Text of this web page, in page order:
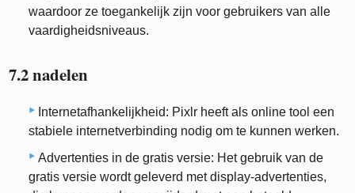
waardoor ze toegankelijk zijn voor gebruikers van alle
vaardigheidsniveaus.
7.2 nadelen
Internetafhankelijkheid: Pixlr heeft als online tool een
stabiele internetverbinding nodig om te kunnen werken.
Advertenties in de gratis versie: Het gebruik van de
gratis versie wordt geleverd met display-advertenties,